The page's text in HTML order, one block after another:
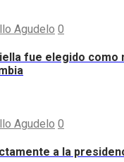
Agudelo 0
fue elegido como
Agudelo 0
a la